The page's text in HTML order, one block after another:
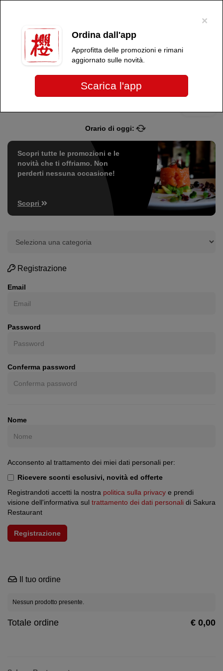
Sakura Restaurant
Nessun locale selezionato
Più info
Orario di oggi:
Scopri tutte le promozioni e le
novità che ti offriamo. Non
perderti nessuna occasione!
Scopri
×
Ordina dall'app
Approfitta delle promozioni e rimani
aggiornato sulle novità.
Scarica l'app
Registrazione
Email
Password
Conferma password
Nome
Acconsento al trattamento dei miei dati personali per:
Ricevere sconti esclusivi, novità ed offerte
Registrandoti accetti la nostra politica sulla privacy e prendi
visione dell'informativa sul trattamento dei dati personali di Sakura
Restaurant
Il tuo ordine
Nessun prodotto presente.
Totale ordine € 0,00